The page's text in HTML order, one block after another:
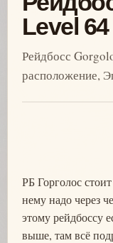
Level 64
Рейдбосс
расположение,
РБ Горголос
нему надо через
этому рейдбоссу
выше, там всё